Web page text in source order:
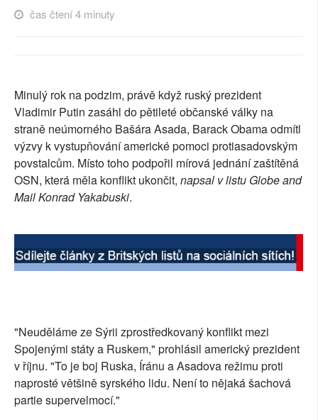
PŘÍSPĚVKY NA PROVOZ
SOCIÁLNÍ SÍTĚ
RUBRIKY
PLNÁ VERZE STRÁNEK
čas čtení 4 minuty
Minulý rok na podzim, právě když ruský prezident
Vladimir Putin zasáhl do pětileté občanské války na
straně neúmorného Bašára Asada, Barack Obama odmítl
výzvy k vystupňování americké pomoci protiasadovským
povstalcům. Místo toho podpořil mírová jednání zaštítěná
OSN, která měla konflikt ukončit, napsal v listu Globe and
Mail Konrad Yakabuski.
"Neuděláme ze Sýrii zprostředkovaný konflikt mezi
Spojenými státy a Ruskem," prohlásil americký prezident
v říjnu. "To je boj Ruska, Íránu a Asadova režimu proti
naprosté většině syrského lidu. Není to nějaká šachová
partie supervelmocí."